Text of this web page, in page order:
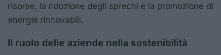
risorse, la riduzione degli sprechi e la promozione di
energie rinnovabili.
Il ruolo delle aziende nella sostenibilità